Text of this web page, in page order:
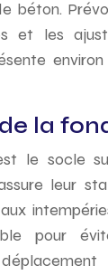
béton.
et les
la
le socle
leur
pour